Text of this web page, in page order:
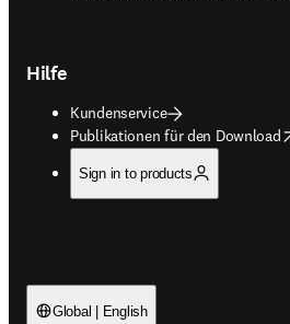
Hilfe
Kundenservice
Publikationen für den Download
opens in new tab/window
Sign in to products
Global | English